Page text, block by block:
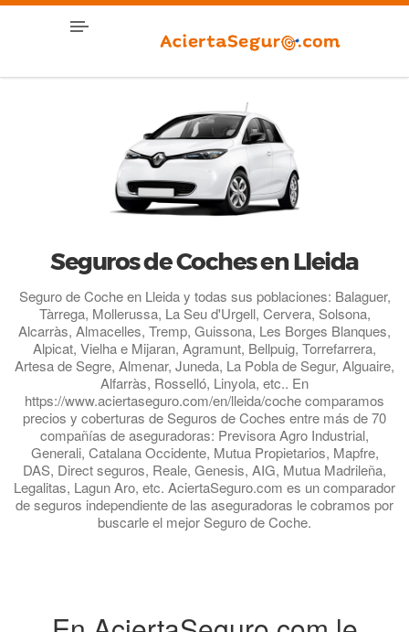
Seguros de Coches en Lleida
Seguro de Coche en Lleida y todas sus poblaciones: Balaguer,
Tàrrega, Mollerussa, La Seu d'Urgell, Cervera, Solsona,
Alcarràs, Almacelles, Tremp, Guissona, Les Borges Blanques,
Alpicat, Vielha e Mijaran, Agramunt, Bellpuig, Torrefarrera,
Artesa de Segre, Almenar, Juneda, La Pobla de Segur, Alguaire,
Alfarràs, Rosselló, Linyola, etc.. En
https://www.aciertaseguro.com/en/lleida/coche comparamos
precios y coberturas de Seguros de Coches entre más de 70
compañías de aseguradoras: Previsora Agro Industrial,
Generali, Catalana Occidente, Mutua Propietarios, Mapfre,
DAS, Direct seguros, Reale, Genesis, AIG, Mutua Madrileña,
Legalitas, Lagun Aro, etc. AciertaSeguro.com es un comparador
de seguros independiente de las aseguradoras le cobramos por
buscarle el mejor Seguro de Coche.